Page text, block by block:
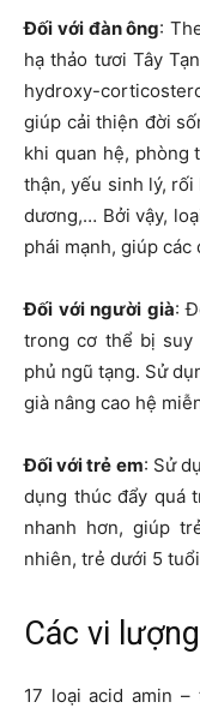
Đối với đàn ông:
hạ thảo tươi Tây
hydroxy-
giúp cải thiện đời
khi quan hệ, phòng
thận, yếu sinh lý,
dương,… Bởi vậy,
phái mạnh, giúp
Đối với người già:
trong cơ thể bị suy
phủ ngũ tạng. Sử
già nâng cao hệ
Đối với trẻ em: Sử
dụng thúc đẩy quá
nhanh hơn, giúp
nhiên, trẻ dưới 5
Các vi
17 loại acid amin –